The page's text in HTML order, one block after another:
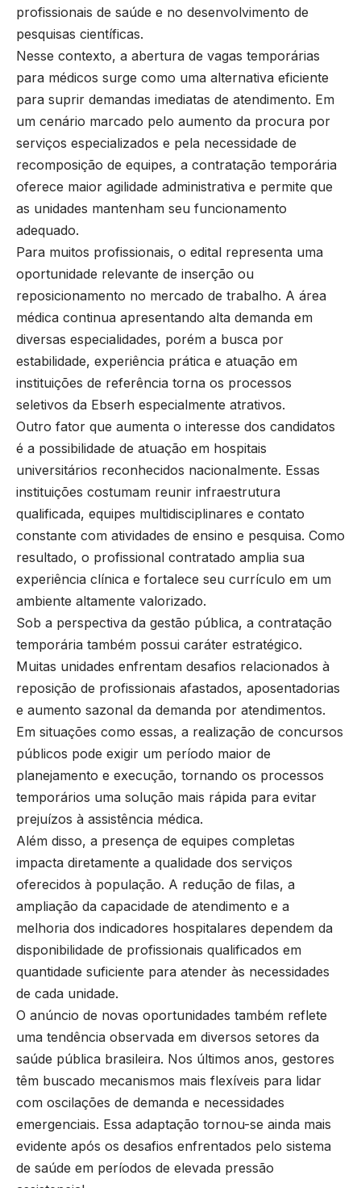
profissionais de saúde e no desenvolvimento de
pesquisas científicas.
Nesse contexto, a abertura de vagas temporárias
para médicos surge como uma alternativa eficiente
para suprir demandas imediatas de atendimento. Em
um cenário marcado pelo aumento da procura por
serviços especializados e pela necessidade de
recomposição de equipes, a contratação temporária
oferece maior agilidade administrativa e permite que
as unidades mantenham seu funcionamento
adequado.
Para muitos profissionais, o edital representa uma
oportunidade relevante de inserção ou
reposicionamento no mercado de trabalho. A área
médica continua apresentando alta demanda em
diversas especialidades, porém a busca por
estabilidade, experiência prática e atuação em
instituições de referência torna os processos
seletivos da Ebserh especialmente atrativos.
Outro fator que aumenta o interesse dos candidatos
é a possibilidade de atuação em hospitais
universitários reconhecidos nacionalmente. Essas
instituições costumam reunir infraestrutura
qualificada, equipes multidisciplinares e contato
constante com atividades de ensino e pesquisa. Como
resultado, o profissional contratado amplia sua
experiência clínica e fortalece seu currículo em um
ambiente altamente valorizado.
Sob a perspectiva da gestão pública, a contratação
temporária também possui caráter estratégico.
Muitas unidades enfrentam desafios relacionados à
reposição de profissionais afastados, aposentadorias
e aumento sazonal da demanda por atendimentos.
Em situações como essas, a realização de concursos
públicos pode exigir um período maior de
planejamento e execução, tornando os processos
temporários uma solução mais rápida para evitar
prejuízos à assistência médica.
Além disso, a presença de equipes completas
impacta diretamente a qualidade dos serviços
oferecidos à população. A redução de filas, a
ampliação da capacidade de atendimento e a
melhoria dos indicadores hospitalares dependem da
disponibilidade de profissionais qualificados em
quantidade suficiente para atender às necessidades
de cada unidade.
O anúncio de novas oportunidades também reflete
uma tendência observada em diversos setores da
saúde pública brasileira. Nos últimos anos, gestores
têm buscado mecanismos mais flexíveis para lidar
com oscilações de demanda e necessidades
emergenciais. Essa adaptação tornou-se ainda mais
evidente após os desafios enfrentados pelo sistema
de saúde em períodos de elevada pressão